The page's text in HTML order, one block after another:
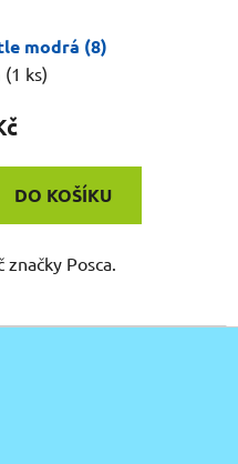
modrá (8)
(1 ks)
DO KOŠÍKU
Posca.